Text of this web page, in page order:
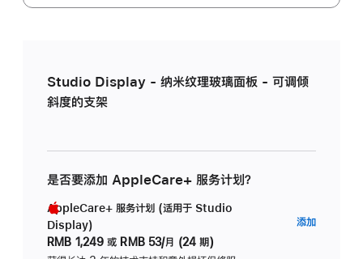
Studio Display - 纳米纹理玻璃面板 - 可调倾
斜度的支架
是否要添加 AppleCare+ 服务计划？
AppleCare+ 服务计划 (适用于 Studio
Display)
RMB 1,249 或 RMB 53/月 (24 期)
添加